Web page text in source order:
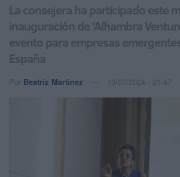
La consejera ha participado este
inauguración de 'Alhambra
evento para empresas
España
Por Beatriz Martínez 10/07/2024 - 21:47